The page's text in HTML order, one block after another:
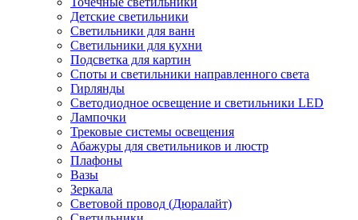
Детские светильники
Светильники для ванн
Светильники для кухни
Подсветка для картин
Споты и светильники направленного света
Гирлянды
Светодиодное освещение и светильники LED
Лампочки
Трековые системы освещения
Абажуры для светильников и люстр
Плафоны
Вазы
Зеркала
Световой провод (Дюралайт)